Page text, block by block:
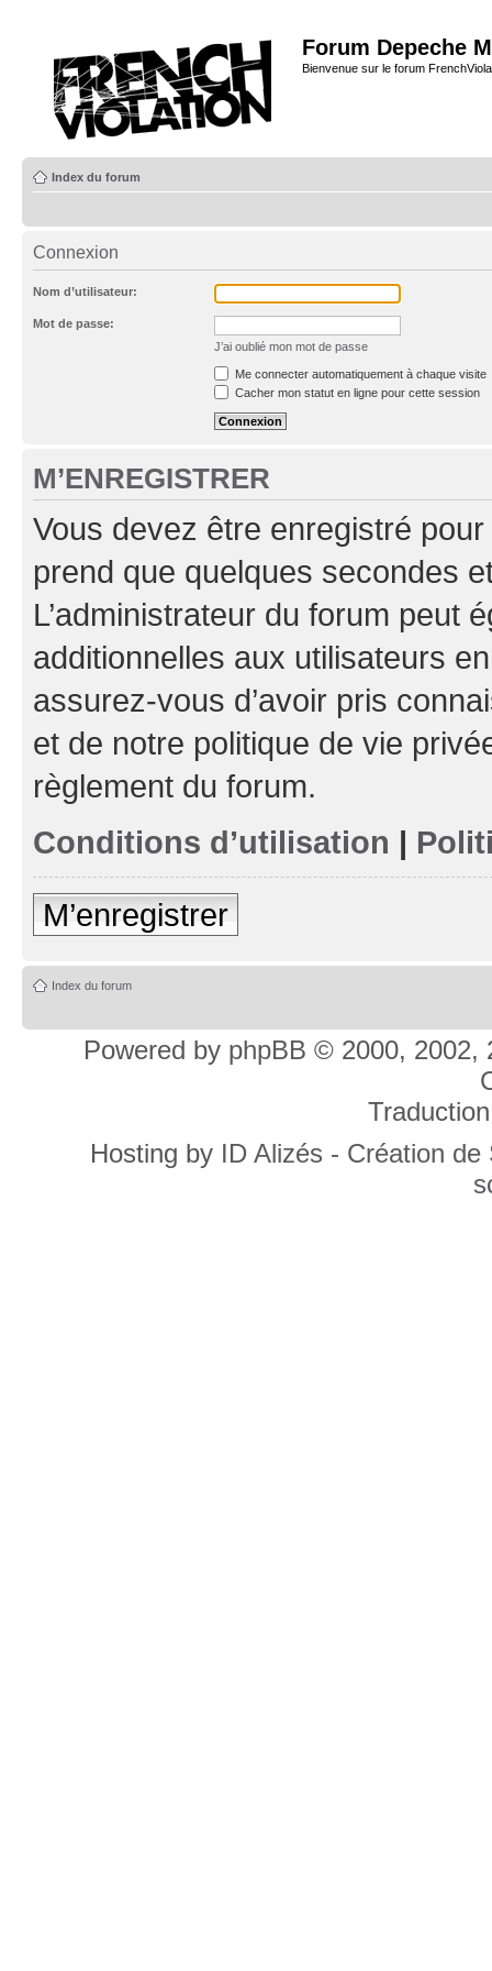
Forum Depeche
Bienvenue sur le forum
Index du forum
Connexion
Nom d’utilisateur:
Mot de passe:
J’ai oublié mon mot de passe
Me connecter automatiquement à chaque visite
Cacher mon statut en ligne pour cette session
M’ENREGISTRER
Vous devez être enregistré
prend que quelques secondes
L’administrateur du forum peut
additionnelles aux utilisateurs
assurez-vous d’avoir pris
et de notre politique de vie
règlement du forum.
Conditions d’utilisation |
M’enregistrer
Index du forum
Powered by phpBB © 2000, 2002,
Hosting by ID Alizés - Création